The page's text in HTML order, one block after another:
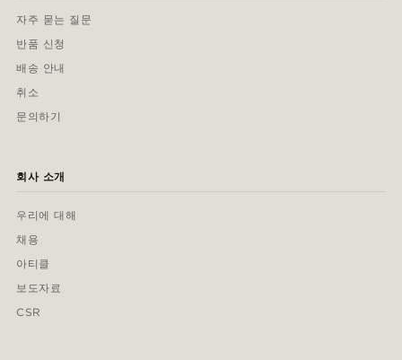
자주 묻는 질문
반품 신청
배송 안내
취소
문의하기
회사 소개
우리에 대해
채용
아티클
보도자료
CSR